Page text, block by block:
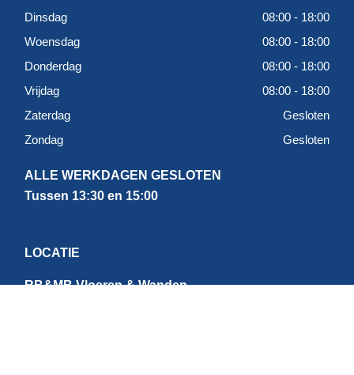
Dinsdag
08:00 - 18:00
Woensdag
08:00 - 18:00
Donderdag
08:00 - 18:00
Vrijdag
08:00 - 18:00
Zaterdag
Gesloten
Zondag
Gesloten
ALLE WERKDAGEN GESLOTEN
Tussen 13:30 en 15:00
LOCATIE
RB&MB Vloeren & Wanden